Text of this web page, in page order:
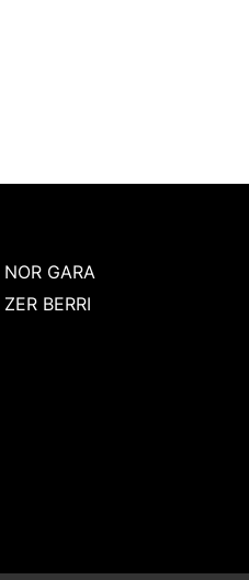
NOR GARA
ZER BERRI